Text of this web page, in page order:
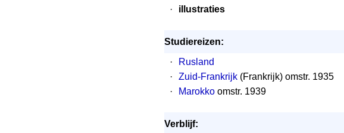
·
illustraties
Studiereizen:
·
Rusland
·
Zuid-Frankrijk (Frankrijk) omstr. 1935
·
Marokko omstr. 1939
Verblijf: